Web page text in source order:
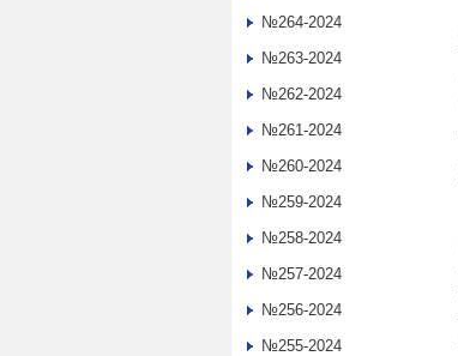
№264-2024
№263-2024
№262-2024
№261-2024
№260-2024
№259-2024
№258-2024
№257-2024
№256-2024
№255-2024